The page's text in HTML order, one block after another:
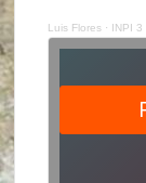
Luis Flores · INPI 3